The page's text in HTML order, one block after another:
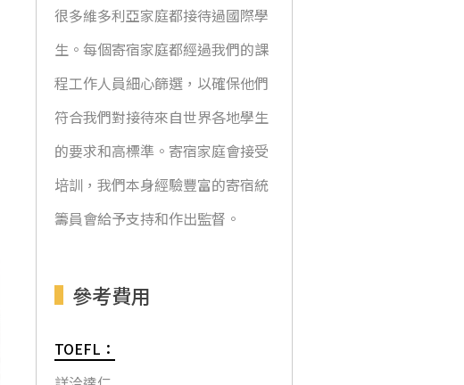
很多維多利亞家庭都接待過國際學
生。每個寄宿家庭都經過我們的課
程工作人員細心篩選，以確保他們
符合我們對接待來自世界各地學生
的要求和高標準。寄宿家庭會接受
培訓，我們本身經驗豐富的寄宿統
籌員會給予支持和作出監督。
參考費用
TOEFL：